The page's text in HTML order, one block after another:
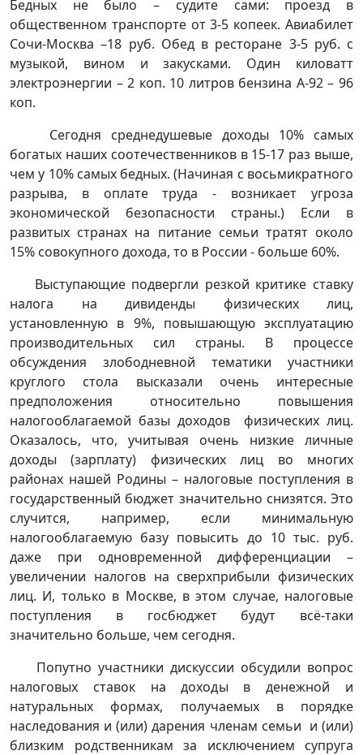
Бедных не было – судите сами: проезд в
общественном транспорте от 3-5 копеек. Авиабилет
Сочи-Москва –18 руб. Обед в ресторане 3-5 руб. с
музыкой, вином и закусками. Один киловатт
электроэнергии – 2 коп. 10 литров бензина А-92 – 96
коп.
Сегодня среднедушевые доходы 10% самых
богатых наших соотечественников в 15-17 раз выше,
чем у 10% самых бедных. (Начиная с восьмикратного
разрыва, в оплате труда - возникает угроза
экономической безопасности страны.) Если в
развитых странах на питание семьи тратят около
15% совокупного дохода, то в России - больше 60%.
Выступающие подвергли резкой критике ставку
налога на дивиденды физических лиц,
установленную в 9%, повышающую эксплуатацию
производительных сил страны. В процессе
обсуждения злободневной тематики участники
круглого стола высказали очень интересные
предположения относительно повышения
налогооблагаемой базы доходов физических лиц.
Оказалось, что, учитывая очень низкие личные
доходы (зарплату) физических лиц во многих
районах нашей Родины – налоговые поступления в
государственный бюджет значительно снизятся. Это
случится, например, если минимальную
налогооблагаемую базу повысить до 10 тыс. руб.
даже при одновременной дифференциации –
увеличении налогов на сверхприбыли физических
лиц. И, только в Москве, в этом случае, налоговые
поступления в госбюджет будут всё-таки
значительно больше, чем сегодня.
Попутно участники дискуссии обсудили вопрос
налоговых ставок на доходы в денежной и
натуральных формах, получаемых в порядке
наследования и (или) дарения членам семьи и (или)
близким родственникам за исключением супруга